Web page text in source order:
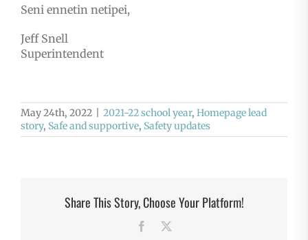
Seni ennetin netipei,
Jeff Snell
Superintendent
May 24th, 2022 2021-22 school year, Homepage lead
story, Safe and supportive, Safety updates
Share This Story, Choose Your Platform!
Facebook